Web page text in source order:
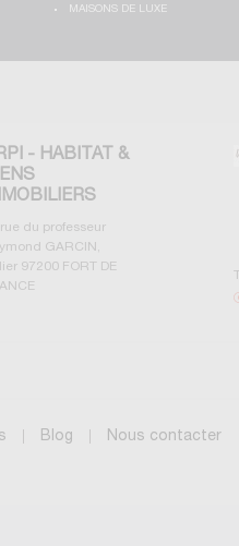
MAISONS DE LUXE
- HABITAT &
du professeur
GARCIN,
97200 FORT DE
Blog Nous contacter